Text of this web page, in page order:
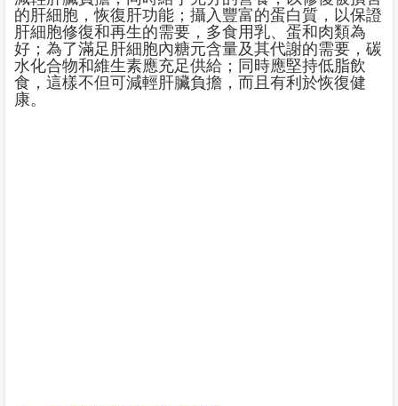
的肝細胞，恢復肝功能；攝入豐富的蛋白質，以保證
肝細胞修復和再生的需要，多食用乳、蛋和肉類為
好；為了滿足肝細胞內糖元含量及其代謝的需要，碳
水化合物和維生素應充足供給；同時應堅持低脂飲
食，這樣不但可減輕肝臟負擔，而且有利於恢復健
康。